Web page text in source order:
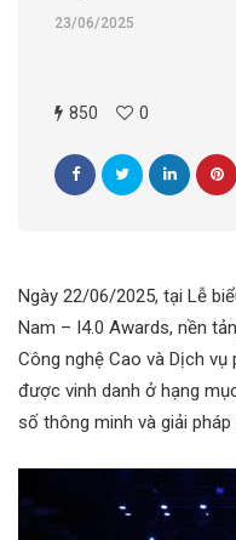
23/06/2025
850 0
Ngày 22/06/2025, tại Lễ
Nam – I4.0 Awards, nền
Công nghệ Cao và Dịch
được vinh danh ở hạng
số thông minh và giải pháp